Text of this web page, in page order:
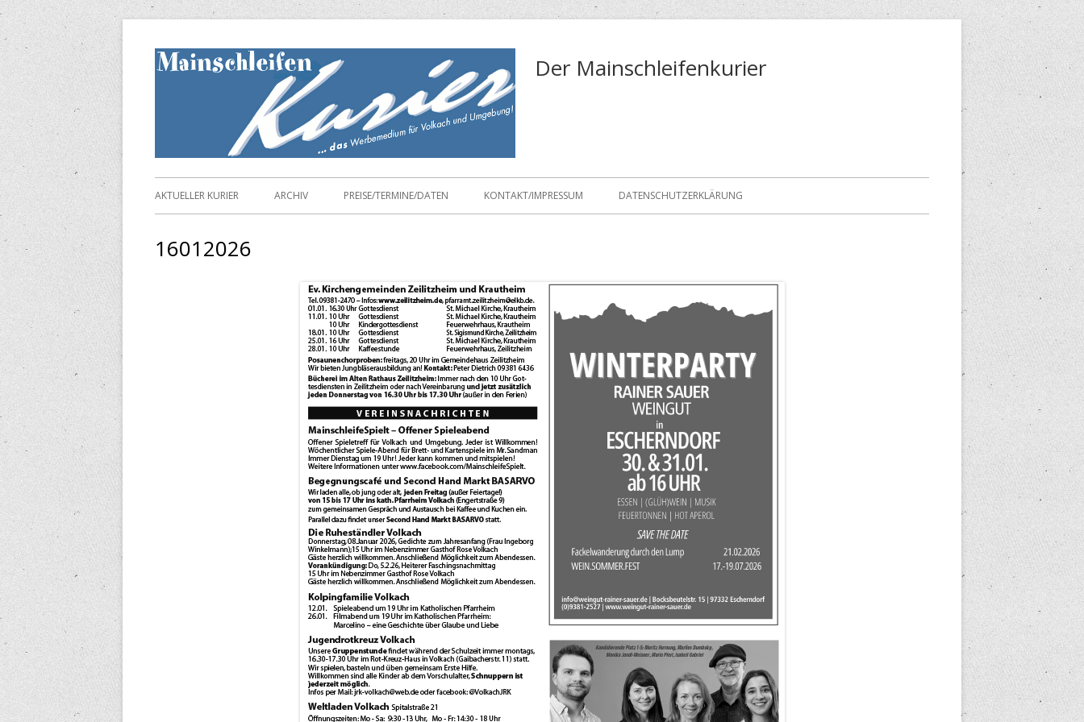
Springe
zum
Inhalt
Der Mainschleifenkurier
Primäres
AKTUELLER KURIER ARCHIV PREISE/TERMINE/DATEN KONTAKT/IMPRESSUM DATENSCHUTZERKLÄRUNG
16012026